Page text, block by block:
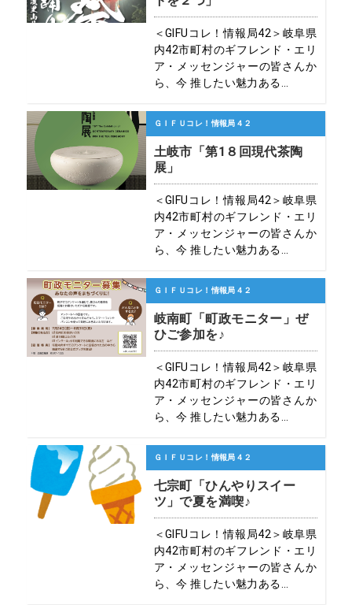
＜GIFUコレ！情報局42＞岐阜県
内42市町村のギフレンド・エリ
ア・メッセンジャーの皆さんか
ら、今 推したい魅力ある...
ＧＩＦＵコレ！情報局４２
土岐市「第1８回現代茶陶
展」
＜GIFUコレ！情報局42＞岐阜県
内42市町村のギフレンド・エリ
ア・メッセンジャーの皆さんか
ら、今 推したい魅力ある...
ＧＩＦＵコレ！情報局４２
岐南町「町政モニター」ぜ
ひご参加を♪
＜GIFUコレ！情報局42＞岐阜県
内42市町村のギフレンド・エリ
ア・メッセンジャーの皆さんか
ら、今 推したい魅力ある...
ＧＩＦＵコレ！情報局４２
七宗町「ひんやりスイー
ツ」で夏を満喫♪
＜GIFUコレ！情報局42＞岐阜県
内42市町村のギフレンド・エリ
ア・メッセンジャーの皆さんか
ら、今 推したい魅力ある...